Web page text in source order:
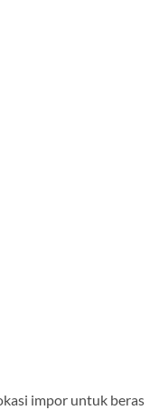
impor untuk beras